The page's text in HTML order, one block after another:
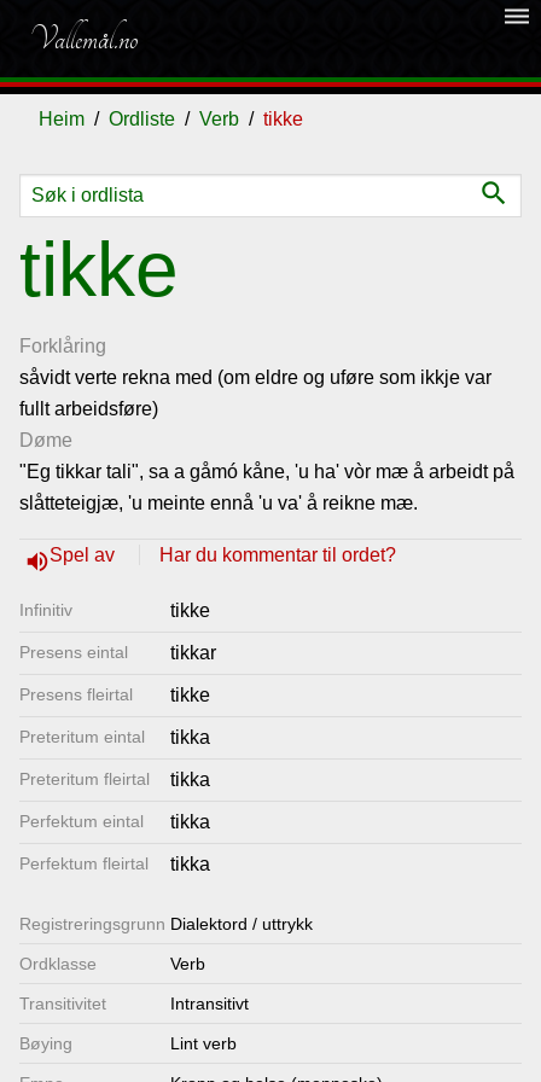
Vallemål.no
dehaze
Heim Ordliste Verb tikke
search
tikke
Forklåring
såvidt verte rekna med (om eldre og uføre som ikkje var
fullt arbeidsføre)
Døme
"Eg tikkar tali", sa a gåmó kåne, 'u ha' vòr mæ å arbeidt på
slåtteteigjæ, 'u meinte ennå 'u va' å reikne mæ.
volume_upSpel av Har du kommentar til ordet?
Infinitiv tikke
Presens eintal tikkar
Presens fleirtal tikke
Preteritum eintal tikka
Preteritum fleirtal tikka
Perfektum eintal tikka
Perfektum fleirtal tikka
Registrerings­grunn Dialektord / uttrykk
Ordklasse Verb
Transitivitet Intransitivt
Bøying Lint verb
Ordliste
Om
vallemålet
Gjestebok
Nyhende
Lenkjer
Kontakt
oss